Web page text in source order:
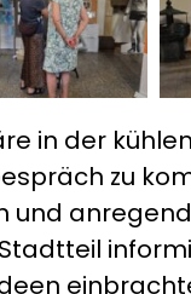
in der
zu